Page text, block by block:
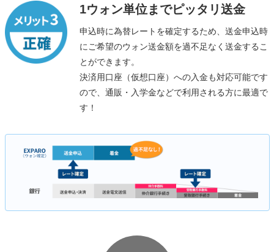
1ウォン単位までピッタリ送金
申込時に為替レートを確定するため、送金申込時
にご希望のウォン送金額を過不足なく送金するこ
とができます。
決済用口座（仮想口座）への入金も対応可能です
ので、通販・入学金などで利用される方に最適で
す！